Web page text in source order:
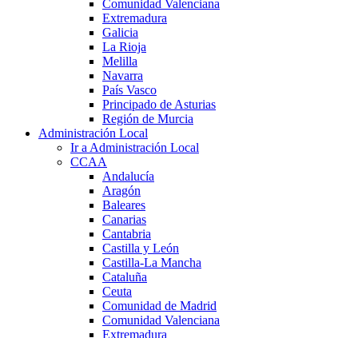
Comunidad Valenciana
Extremadura
Galicia
La Rioja
Melilla
Navarra
País Vasco
Principado de Asturias
Región de Murcia
Administración Local
Ir a Administración Local
CCAA
Andalucía
Aragón
Baleares
Canarias
Cantabria
Castilla y León
Castilla-La Mancha
Cataluña
Ceuta
Comunidad de Madrid
Comunidad Valenciana
Extremadura